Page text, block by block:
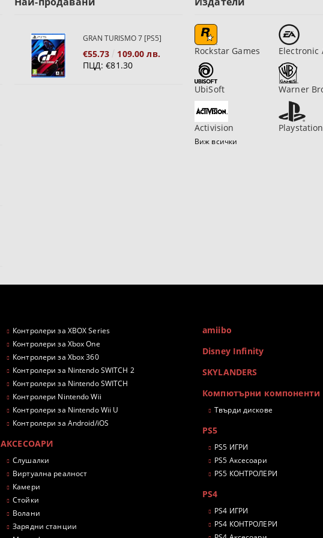
GRAN TURISMO 7 [PS5]
€55.73
109.00 лв.
ПЦД: €81.30
Rockstar Games Electronic
UbiSoft Warner
Activision Playstation
Виж всички
Контролери за XBOX Series
Контролери за Xbox One
Контролери за Xbox 360
Контролери за Nintendo SWITCH 2
Контролери за Nintendo SWITCH
Контролери Nintendo Wii
Контролери за Nintendo Wii U
Контролери за Android/iOS
АКСЕСОАРИ
Слушалки
Виртуална реалност
Камери
Стойки
Волани
Зарядни станции
amiibo
Disney Infinity
SKYLANDERS
Компютърни компоненти
Твърди дискове
PS5
PS5 ИГРИ
PS5 Аксесоари
PS5 КОНТРОЛЕРИ
PS4
PS4 ИГРИ
PS4 КОНТРОЛЕРИ